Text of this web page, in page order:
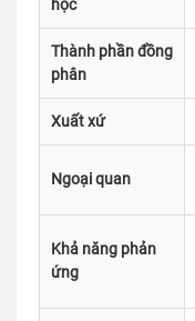
học
Thành phần đồng
phân
Xuất xứ
Ngoại quan
Khả năng phản
ứng